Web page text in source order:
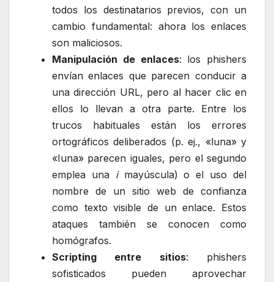
todos los destinatarios previos, con un
cambio fundamental: ahora los enlaces
son maliciosos.
Manipulación de enlaces: los phishers
envían enlaces que parecen conducir a
una dirección URL, pero al hacer clic en
ellos lo llevan a otra parte. Entre los
trucos habituales están los errores
ortográficos deliberados (p. ej., «luna» y
«Iuna» parecen iguales, pero el segundo
emplea una i mayúscula) o el uso del
nombre de un sitio web de confianza
como texto visible de un enlace. Estos
ataques también se conocen como
homógrafos.
Scripting entre sitios: phishers
sofisticados pueden aprovechar